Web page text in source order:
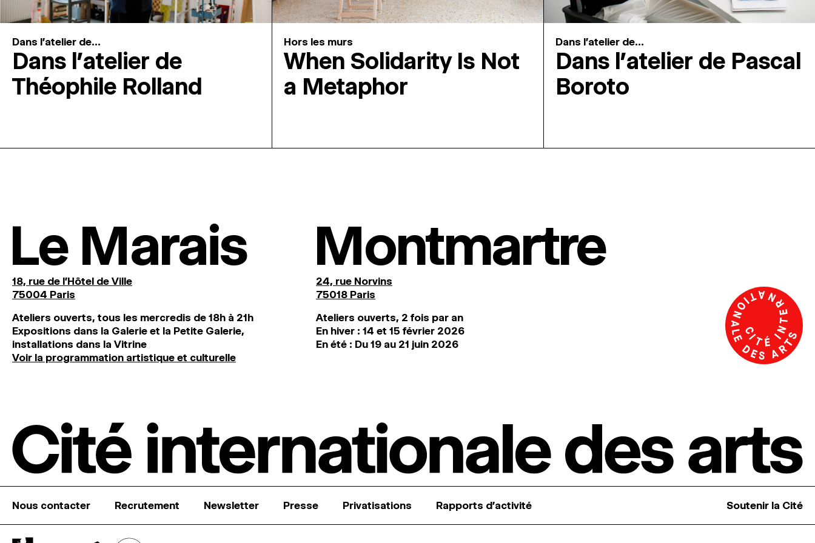
Dans l'atelier de...
Dans l’atelier de
Théophile Rolland
Hors les murs
When Solidarity Is Not
a Metaphor
Dans l'atelier de...
Dans l’atelier de Pascal
Boroto
Le Marais
18, rue de l'Hôtel de Ville
75004 Paris
Ateliers ouverts, tous les mercredis de 18h à 21h
Expositions dans la Galerie et la Petite Galerie,
installations dans la Vitrine
Voir la programmation artistique et culturelle
Montmartre
24, rue Norvins
75018 Paris
Ateliers ouverts, 2 fois par an
En hiver : 14 et 15 février 2026
En été : Du 19 au 21 juin 2026
Nous contacter Recrutement Newsletter Presse Privatisations Rapports d’activité Soutenir la Cité